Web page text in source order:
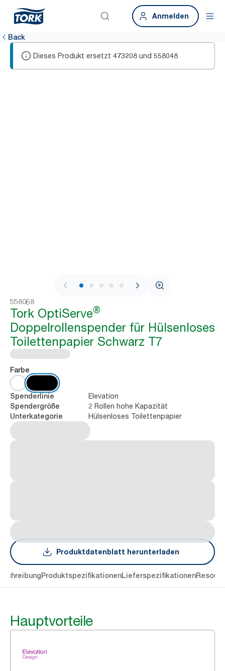
Anmelden
Back
Dieses Produkt ersetzt 473208 und 558048
1 / 8
558068
Tork OptiServe®
Doppelrollenspender für Hülsenloses
Toilettenpapier Schwarz T7
Farbe
Spenderlinie Elevation
Spendergröße 2 Rollen hohe Kapazität
Unterkategorie Hülsenloses Toilettenpapier
Produktdatenblatt herunterladen
ProduktspezifikationenLieferspezifikationen
Hauptvorteile